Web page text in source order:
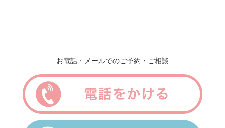
１.全切開と小切開の切開
※小切開は行っていないクリニックや、行っていても熱心に取り組んでいな
手術項目
金額
￥250,000
2箇所固定・針穴2～3点
￥120,000
小切開は術後の痛みがありますか？
全切開のように内部処理をするのが３mm×３の小切開二重
まぶたの脱脂の際の1～2mmの傷は後々肉眼で分からないレベルに落
ち着くことは知られています。
担当医が脱脂に不慣れですと3mm余り切開して行うこともあります
が、これもかなり目立たない傷に落ち着きます。
お電話・メールでのご予約・ご相談